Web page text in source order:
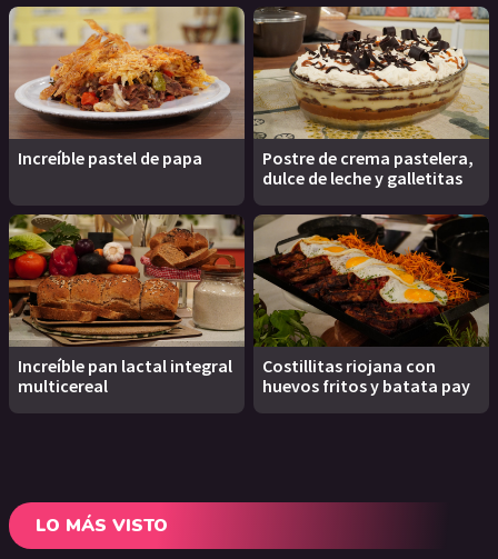
Increíble pastel de papa
Postre de crema pastelera,
dulce de leche y galletitas
Increíble pan lactal integral
multicereal
Costillitas riojana con
huevos fritos y batata pay
LO MÁS VISTO